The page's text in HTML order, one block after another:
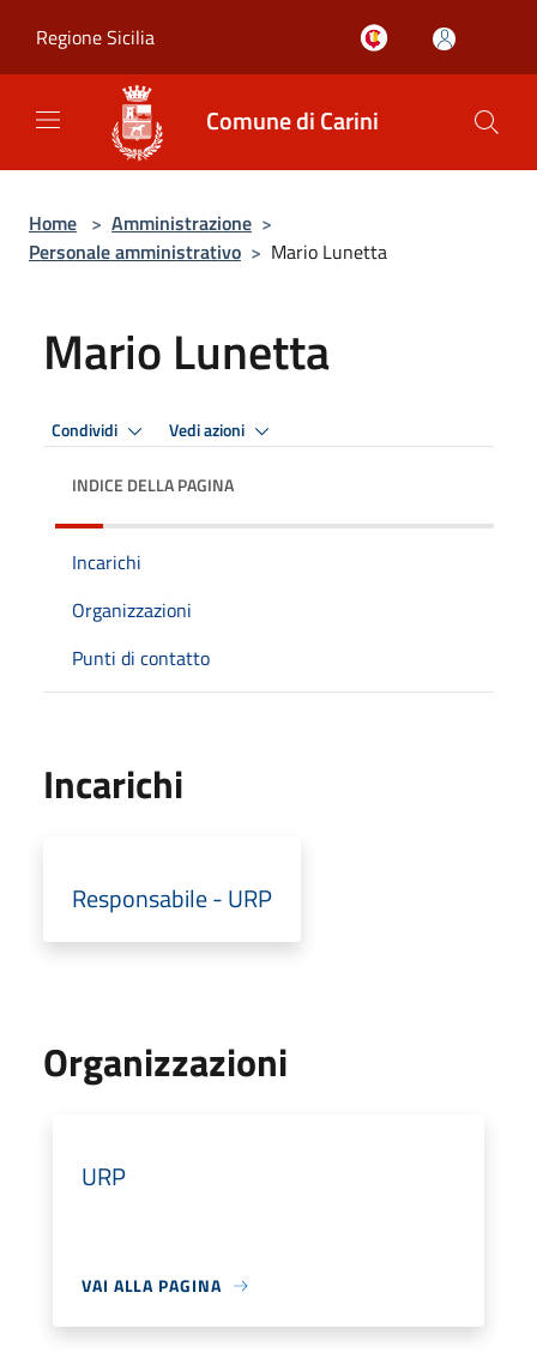
Regione Sicilia
Comune di Carini
Home > Amministrazione >
Personale amministrativo > Mario Lunetta
Mario Lunetta
Condividi Vedi azioni
INDICE DELLA PAGINA
Incarichi
Organizzazioni
Punti di contatto
Incarichi
Responsabile - URP
Organizzazioni
URP
VAI ALLA PAGINA